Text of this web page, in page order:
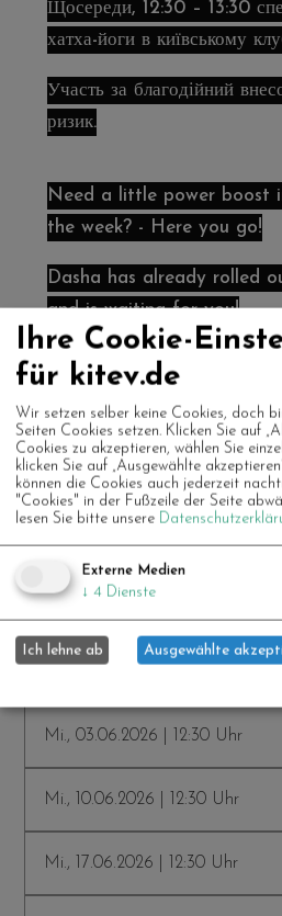
Щосереди, 12:30 – 13:30
хатха-йоги в київському
Участь за благодійний
ризик.
Need a little power boost
the week? - Here you go!
Dasha has already rolled
and is waiting for you!
Every Wednesday, 12:30 –
back special at kitev on
Participation for a
risk.
Weitere Termine
Mi., 03.06.2026 | 12:30 Uhr
Mi., 10.06.2026 | 12:30 Uhr
Mi., 17.06.2026 | 12:30 Uhr
Ihre Cookie-
für kitev.de
Wir setzen selber keine Cookies, doch
Seiten Cookies setzen. Klicken Sie auf
Cookies zu akzeptieren, wählen Sie
klicken Sie auf „Ausgewählte
können die Cookies auch jederzeit
"Cookies" in der Fußzeile der Seite
lesen Sie bitte unsere
Externe Medien
↓ 4 Dienste
Ich lehne ab Ausgewählte